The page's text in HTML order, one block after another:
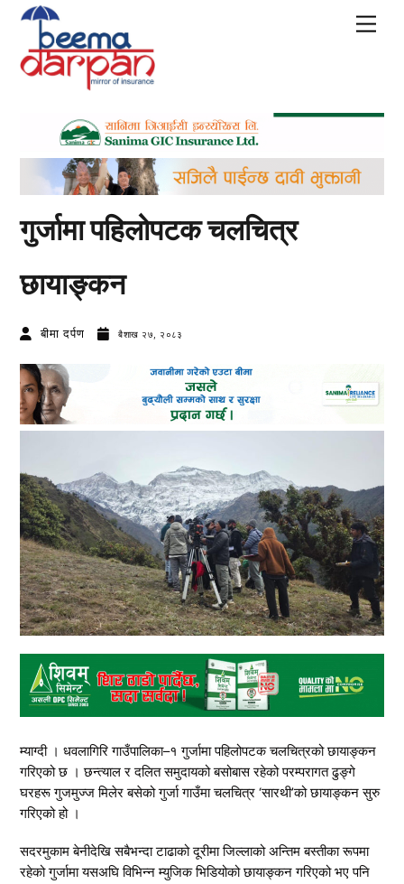
Skip
content
गुर्जामा पहिलोपटक चलचित्र
छायाङ्कन
बीमा दर्पण बैशाख २७, २०८३
म्याग्दी । धवलागिरि गाउँपालिका–१ गुर्जामा पहिलोपटक चलचित्रको छायाङ्कन
गरिएको छ । छन्त्याल र दलित समुदायको बसोबास रहेको परम्परागत ढुङ्गे
घरहरू गुजमुज्ज मिलेर बसेको गुर्जा गाउँमा चलचित्र ‘सारथी’को छायाङ्कन सुरु
गरिएको हो ।
सदरमुकाम बेनीदेखि सबैभन्दा टाढाको दूरीमा जिल्लाको अन्तिम बस्तीका रूपमा
रहेको गुर्जामा यसअघि विभिन्न म्युजिक भिडियोको छायाङ्कन गरिएको भए पनि